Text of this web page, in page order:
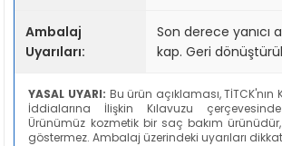
Ambalaj
Uyarıları:
Son derece yanıcı
kap. Geri
YASAL UYARI: Bu ürün açıklaması, TİTCK'nın
İddialarına İlişkin Kılavuzu
Ürünümüz kozmetik bir saç bakım
göstermez. Ambalaj üzerindeki uyarıları